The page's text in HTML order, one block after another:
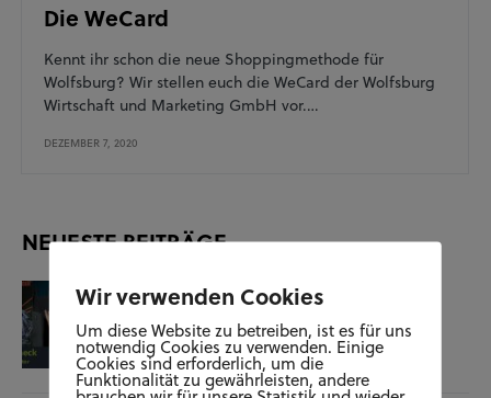
Die WeCard
Kennt ihr schon die neue Shoppingmethode für
Wolfsburg? Wir stellen euch die WeCard der Wolfsburg
Wirtschaft und Marketing GmbH vor.…
DEZEMBER 7, 2020
NEUESTE BEITRÄGE
KUNST UND KULTUR SOZIALES
Film-Check “The Terminator”
04.11.25
Wir verwenden Cookies
Um diese Website zu betreiben, ist es für uns
notwendig Cookies zu verwenden. Einige
Cookies sind erforderlich, um die
Funktionalität zu gewährleisten, andere